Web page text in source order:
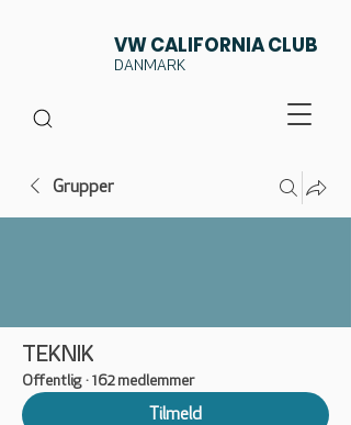
VW CALIFORNIA CLUB
DANMARK
Grupper
TEKNIK
Offentlig · 162 medlemmer
Tilmeld